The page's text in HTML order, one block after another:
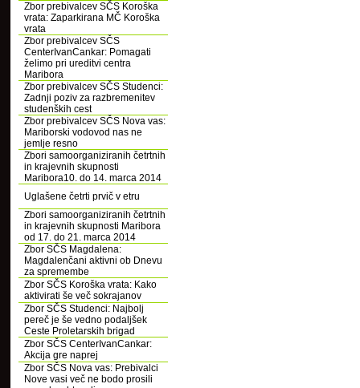
Zbor prebivalcev SČS Koroška
vrata: Zaparkirana MČ Koroška
vrata
Zbor prebivalcev SČS
CenterIvanCankar: Pomagati
želimo pri ureditvi centra
Maribora
Zbor prebivalcev SČS Studenci:
Zadnji poziv za razbremenitev
studenških cest
Zbor prebivalcev SČS Nova vas:
Mariborski vodovod nas ne
jemlje resno
Zbori samoorganiziranih četrtnih
in krajevnih skupnosti
Maribora10. do 14. marca 2014
Uglašene četrti prvič v etru
Zbori samoorganiziranih četrtnih
in krajevnih skupnosti Maribora
od 17. do 21. marca 2014
Zbor SČS Magdalena:
Magdalenčani aktivni ob Dnevu
za spremembe
Zbor SČS Koroška vrata: Kako
aktivirati še več sokrajanov
Zbor SČS Studenci: Najbolj
pereč je še vedno podaljšek
Ceste Proletarskih brigad
Zbor SČS CenterIvanCankar:
Akcija gre naprej
Zbor SČS Nova vas: Prebivalci
Nove vasi več ne bodo prosili